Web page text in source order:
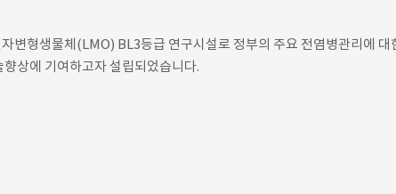
변형생물체(LMO) BL3등급 연구시설로 정부의 주요 전염병관리에 대
상에 기여하고자 설립되었습니다.